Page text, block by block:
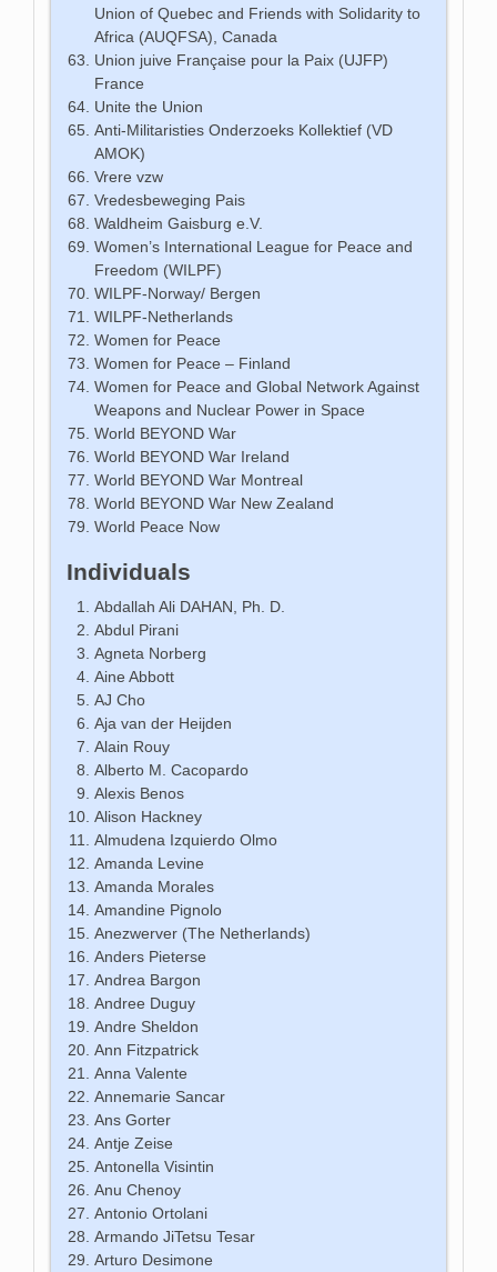
Union of Quebec and Friends with Solidarity to
Africa (AUQFSA), Canada
Union juive Française pour la Paix (UJFP)
France
Unite the Union
Anti-Militaristies Onderzoeks Kollektief (VD
AMOK)
Vrere vzw
Vredesbeweging Pais
Waldheim Gaisburg e.V.
Women’s International League for Peace and
Freedom (WILPF)
WILPF-Norway/ Bergen
WILPF-Netherlands
Women for Peace
Women for Peace – Finland
Women for Peace and Global Network Against
Weapons and Nuclear Power in Space
World BEYOND War
World BEYOND War Ireland
World BEYOND War Montreal
World BEYOND War New Zealand
World Peace Now
Individuals
Abdallah Ali DAHAN, Ph. D.
Abdul Pirani
Agneta Norberg
Aine Abbott
AJ Cho
Aja van der Heijden
Alain Rouy
Alberto M. Cacopardo
Alexis Benos
Alison Hackney
Almudena Izquierdo Olmo
Amanda Levine
Amanda Morales
Amandine Pignolo
Anezwerver (The Netherlands)
Anders Pieterse
Andrea Bargon
Andree Duguy
Andre Sheldon
Ann Fitzpatrick
Anna Valente
Annemarie Sancar
Ans Gorter
Antje Zeise
Antonella Visintin
Anu Chenoy
Antonio Ortolani
Armando JiTetsu Tesar
Arturo Desimone